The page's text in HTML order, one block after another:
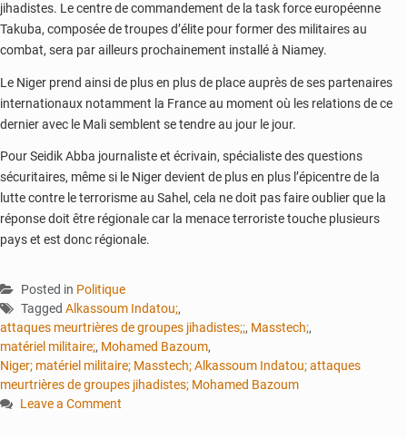
jihadistes. Le centre de commandement de la task force européenne
Takuba, composée de troupes d’élite pour former des militaires au
combat, sera par ailleurs prochainement installé à Niamey.
Le Niger prend ainsi de plus en plus de place auprès de ses partenaires
internationaux notamment la France au moment où les relations de ce
dernier avec le Mali semblent se tendre au jour le jour.
Pour Seidik Abba journaliste et écrivain, spécialiste des questions
sécuritaires, même si le Niger devient de plus en plus l’épicentre de la
lutte contre le terrorisme au Sahel, cela ne doit pas faire oublier que la
réponse doit être régionale car la menace terroriste touche plusieurs
pays et est donc régionale.
Posted in Politique
Tagged Alkassoum Indatou;,
attaques meurtrières de groupes jihadistes;;, Masstech;,
matériel militaire;, Mohamed Bazoum,
Niger; matériel militaire; Masstech; Alkassoum Indatou; attaques
meurtrières de groupes jihadistes; Mohamed Bazoum
Leave a Comment